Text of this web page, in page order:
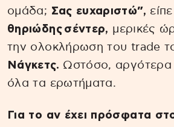
ομάδα; Σας ευχαριστώ”,
θηριώδης σέντερ, μερικές
την ολοκλήρωση του trade
Νάγκετς. Ωστόσο, αργότερα
όλα τα ερωτήματα.
Για το αν έχει πρόσφατα